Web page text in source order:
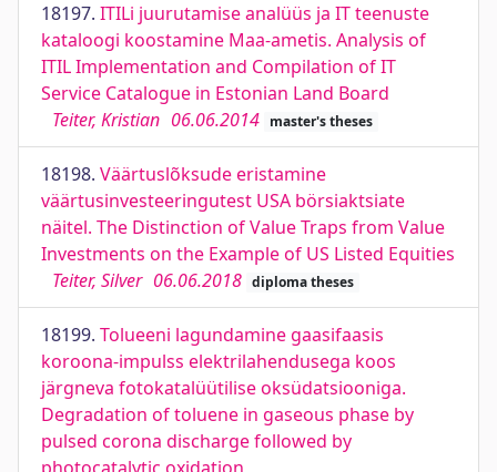
18197. ITILi juurutamise analüüs ja IT teenuste
kataloogi koostamine Maa-ametis. Analysis of
ITIL Implementation and Compilation of IT
Service Catalogue in Estonian Land Board
Teiter, Kristian 06.06.2014 master's theses
18198. Väärtuslõksude eristamine
väärtusinvesteeringutest USA börsiaktsiate
näitel. The Distinction of Value Traps from Value
Investments on the Example of US Listed Equities
Teiter, Silver 06.06.2018 diploma theses
18199. Tolueeni lagundamine gaasifaasis
koroona-impulss elektrilahendusega koos
järgneva fotokatalüütilise oksüdatsiooniga.
Degradation of toluene in gaseous phase by
pulsed corona discharge followed by